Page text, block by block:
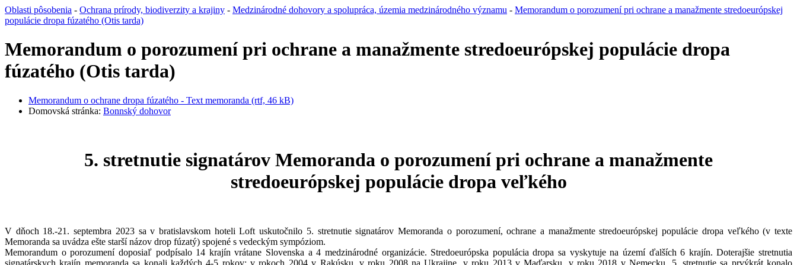
Oblasti pôsobenia - Ochrana prírody, biodiverzity a krajiny - Medzinárodné dohovory a spolupráca, územia medzinárodného významu - Memorandum o porozumení pri ochrane a manažmente stredoeurópskej
populácie dropa fúzatého (Otis tarda)
Memorandum o porozumení pri ochrane a manažmente stredoeurópskej populácie dropa
fúzatého (Otis tarda)
Memorandum o ochrane dropa fúzatého - Text memoranda (rtf, 46 kB)
Domovská stránka: Bonnský dohovor
5. stretnutie signatárov Memoranda o porozumení pri ochrane a manažmente
stredoeurópskej populácie dropa veľkého
V dňoch 18.-21. septembra 2023 sa v bratislavskom hoteli Loft uskutočnilo 5. stretnutie signatárov Memoranda o porozumení, ochrane a manažmente stredoeurópskej populácie dropa veľkého (v texte
Memoranda sa uvádza ešte starší názov drop fúzatý) spojené s vedeckým sympóziom.
Memorandum o porozumení doposiaľ podpísalo 14 krajín vrátane Slovenska a 4 medzinárodné organizácie. Stredoeurópska populácia dropa sa vyskytuje na území ďalších 6 krajín. Doterajšie stretnutia
signatárskych krajín memoranda sa konali každých 4-5 rokov: v rokoch 2004 v Rakúsku, v roku 2008 na Ukrajine, v roku 2013 v Maďarsku, v roku 2018 v Nemecku. 5. stretnutie sa prvýkrát konalo